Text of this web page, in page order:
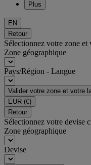
Plus
EN
Retour
Sélectionnez votre zone et
Zone géographique
Pays/Région - Langue
Valider votre zone et votre
EUR (€)
Retour
Sélectionnez votre devise
Zone géographique
Devise